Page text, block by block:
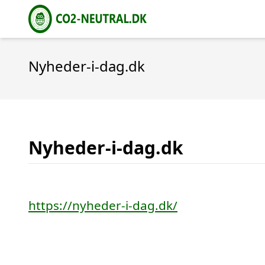
Nyheder-i-dag.dk
Nyheder-i-dag.dk
https://nyheder-i-dag.dk/